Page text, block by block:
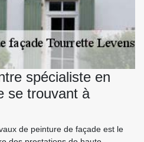
spécialiste en
se trouvant à
de peinture de façade est le